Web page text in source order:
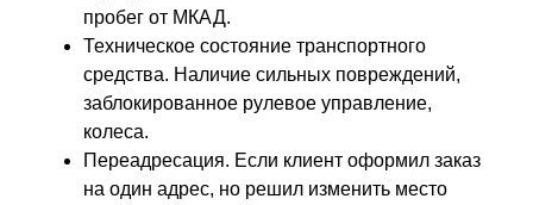
пробег от МКАД.
Техническое состояние транспортного
средства. Наличие сильных повреждений,
заблокированное рулевое управление,
колеса.
Переадресация. Если клиент оформил заказ
на один адрес, но решил изменить место